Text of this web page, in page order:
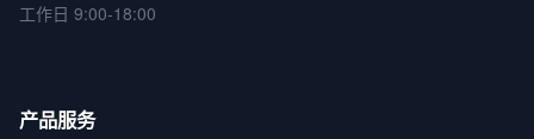
工作日 9:00-18:00
产品服务